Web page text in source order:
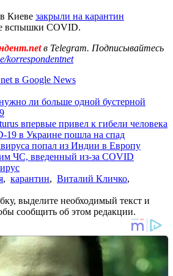
Киеве закрыли на карантин
вспышки COVID.
в Telegram. Подписывайтесь
korrespondentnet
в Google News
ли больше одной бустерной
впервые привел к гибели человека
19 в Украине пошла на спад
попал из Индии в Европу
ЧС, введенный из-за COVID
, карантин, Виталий Кличко,
выделите необходимый текст и
сообщить об этом редакции.